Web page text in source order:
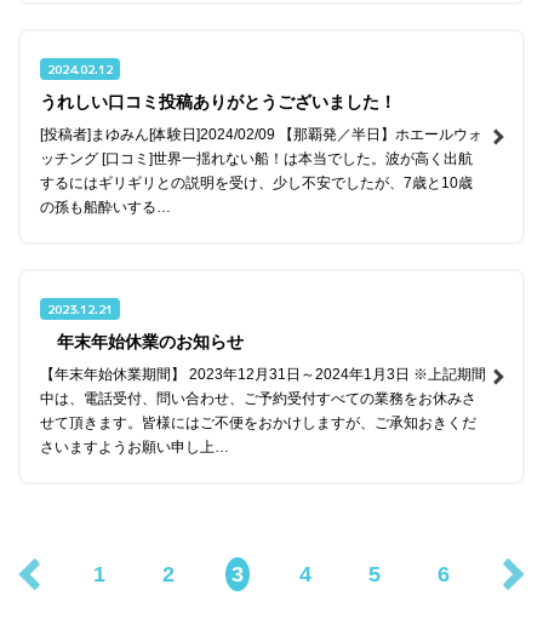
2024.02.12
うれしい口コミ投稿ありがとうございました！
[投稿者]まゆみん[体験日]2024/02/09 【那覇発／半日】ホエールウォ
ッチング [口コミ]世界一揺れない船！は本当でした。波が高く出航
するにはギリギリとの説明を受け、少し不安でしたが、7歳と10歳
の孫も船酔いする…
2023.12.21
年末年始休業のお知らせ
【年末年始休業期間】 2023年12月31日～2024年1月3日 ※上記期間
中は、電話受付、問い合わせ、ご予約受付すべての業務をお休みさ
せて頂きます。皆様にはご不便をおかけしますが、ご承知おきくだ
さいますようお願い申し上…
1 2 3 4 5 6